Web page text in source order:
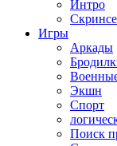
Интро
Игры
Аркады
Экшн
Спорт
Поиск